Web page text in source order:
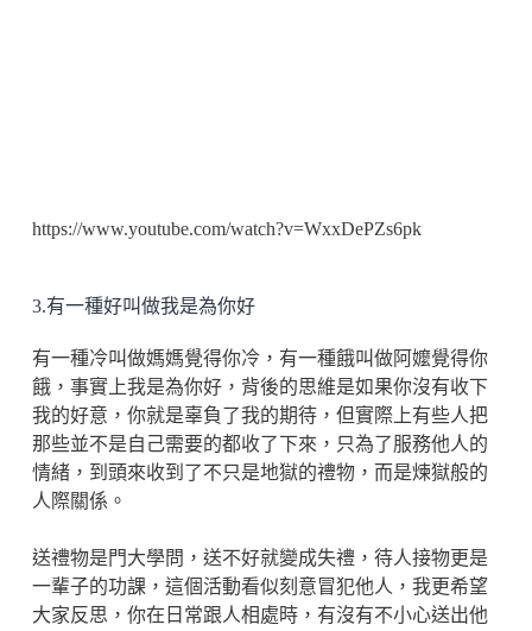
https://www.youtube.com/watch?v=WxxDePZs6pk
3.有一種好叫做我是為你好
有一種冷叫做媽媽覺得你冷，有一種餓叫做阿嬤覺得你
餓，事實上我是為你好，背後的思維是如果你沒有收下
我的好意，你就是辜負了我的期待，但實際上有些人把
那些並不是自己需要的都收了下來，只為了服務他人的
情緒，到頭來收到了不只是地獄的禮物，而是煉獄般的
人際關係。
送禮物是門大學問，送不好就變成失禮，待人接物更是
一輩子的功課，這個活動看似刻意冒犯他人，我更希望
大家反思，你在日常跟人相處時，有沒有不小心送出他